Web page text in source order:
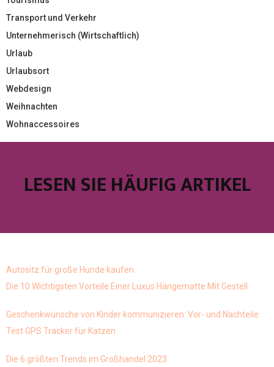
Transport und Verkehr
Unternehmerisch (Wirtschaftlich)
Urlaub
Urlaubsort
Webdesign
Weihnachten
Wohnaccessoires
LESEN SIE HÄUFIG ARTIKEL
Autositz für große Hunde kaufen
Die 10 Wichtigsten Vorteile Einer Luxus Hängematte Mit Gestell
Geschenkwünsche von Kinder kommunizieren: Vor- und Nachteile
Test GPS Tracker für Katzen
Die 6 größten Trends im Großhandel 2023